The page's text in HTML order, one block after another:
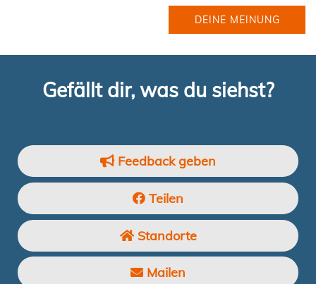
DEINE MEINUNG
Gefällt dir, was du siehst?
Feedback geben
Teilen
Standorte
Mailen